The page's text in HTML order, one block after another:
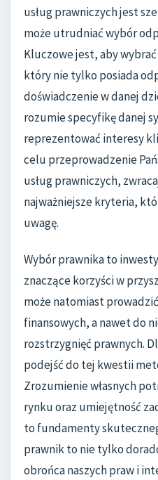
usług prawniczych jest
może utrudniać wybór
Kluczowe jest, aby
który nie tylko posiada
doświadczenie w danej
rozumie specyfikę danej
reprezentować interesy
celu przeprowadzenie
usług prawniczych,
najważniejsze kryteria,
uwagę.
Wybór prawnika to
znaczące korzyści w
może natomiast
finansowych, a nawet do
rozstrzygnięć prawnych.
podejść do tej kwestii
Zrozumienie własnych
rynku oraz umiejętność
to fundamenty
prawnik to nie tylko
obrońca naszych praw i